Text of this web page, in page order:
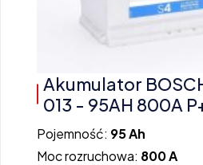
Akumulator
013 - 95AH 800A
Pojemność: 95 Ah
Moc rozruchowa: 800 A